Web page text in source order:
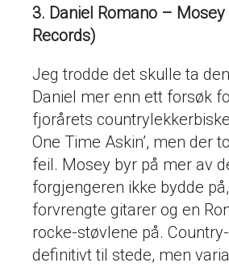
3. Daniel Romano –
Records)
Jeg trodde det skulle ta
Daniel mer enn ett forsøk
fjorårets
One Time Askin’, men der
feil. Mosey byr på mer av
forgjengeren ikke bydde
forvrengte gitarer og en
rocke-støvlene på.
definitivt til stede, men